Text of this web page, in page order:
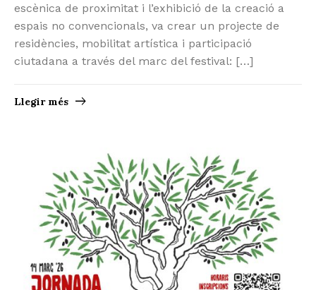
escènica de proximitat i l’exhibició de la creació a
espais no convencionals, va crear un projecte de
residències, mobilitat artística i participació
ciutadana a través del marc del festival: […]
Llegir més